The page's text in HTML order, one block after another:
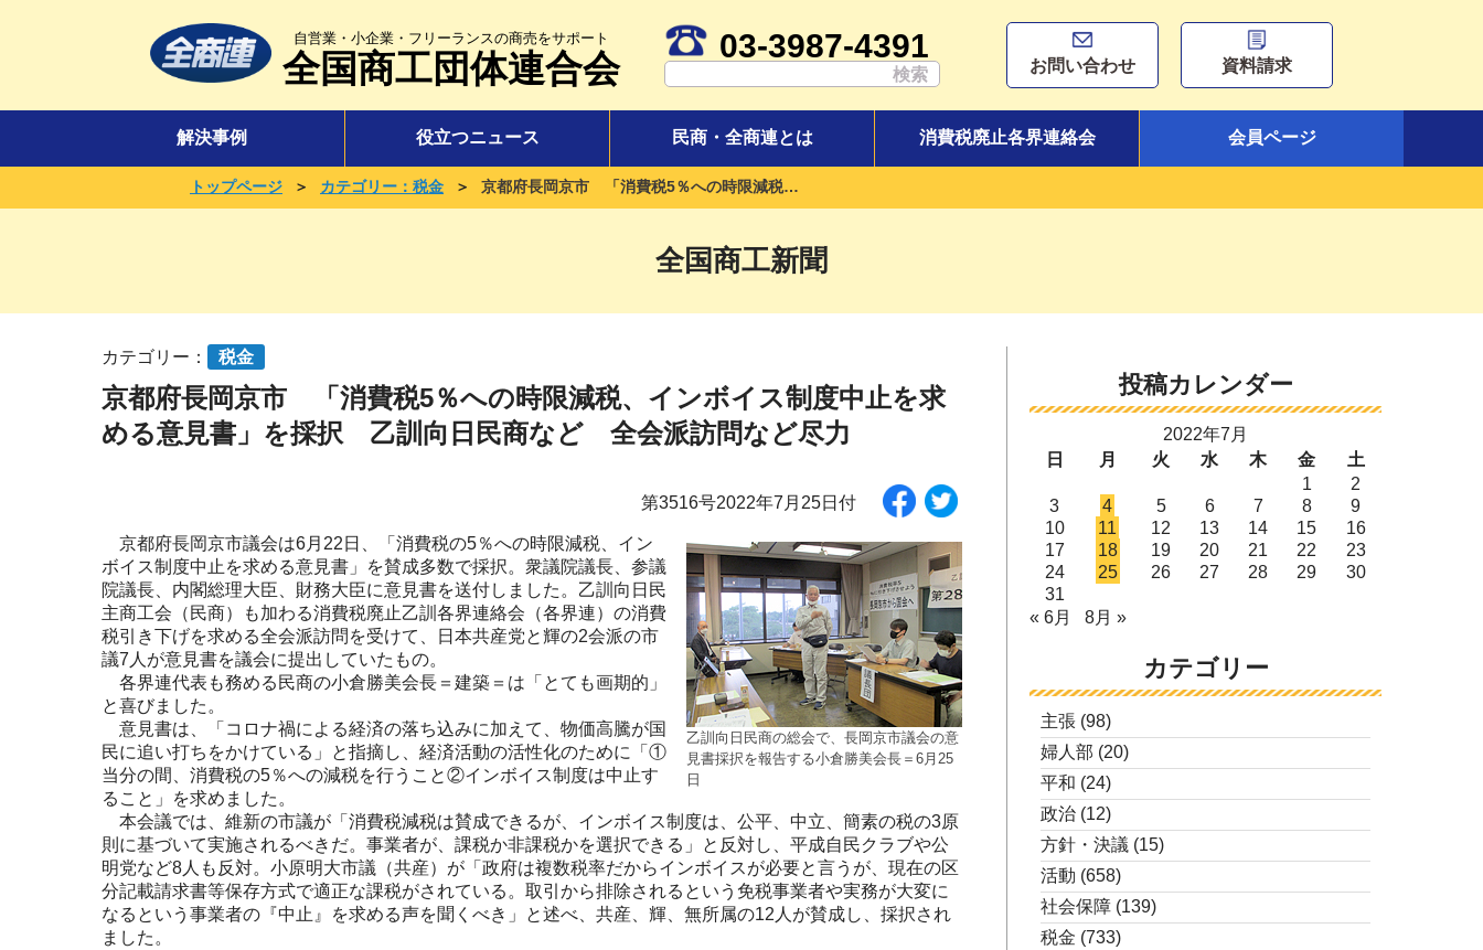
自営業・小企業・フリーランスの商売をサポート
全国商工団体連合会
03-3987-4391
お問い合わせ 資料請求
解決事例 役立つニュース 民商・全商連とは 消費税廃止各界連絡会 会員ページ
トップページ ＞ カテゴリー：税金 ＞ 京都府長岡京市 「消費税5％への時限減税、インボイス制度中止を求める意見書」を採択 乙訓向日民商など 全会派訪問など尽力
全国商工新聞
カテゴリー： 税金
京都府長岡京市 「消費税5％への時限減税、インボイス制度中止を求
める意見書」を採択 乙訓向日民商など 全会派訪問など尽力
第3516号2022年7月25日付
乙訓向日民商の総会で、長岡京市議会の意
見書採択を報告する小倉勝美会長＝6月25
日
京都府長岡京市議会は6月22日、「消費税の5％への時限減税、イン
ボイス制度中止を求める意見書」を賛成多数で採択。衆議院議長、参議
院議長、内閣総理大臣、財務大臣に意見書を送付しました。乙訓向日民
主商工会（民商）も加わる消費税廃止乙訓各界連絡会（各界連）の消費
税引き下げを求める全会派訪問を受けて、日本共産党と輝の2会派の市
議7人が意見書を議会に提出していたもの。
各界連代表も務める民商の小倉勝美会長＝建築＝は「とても画期的」
と喜びました。
意見書は、「コロナ禍による経済の落ち込みに加えて、物価高騰が国
民に追い打ちをかけている」と指摘し、経済活動の活性化のために「①
当分の間、消費税の5％への減税を行うこと②インボイス制度は中止す
ること」を求めました。
本会議では、維新の市議が「消費税減税は賛成できるが、インボイス制度は、公平、中立、簡素の税の3原
則に基づいて実施されるべきだ。事業者が、課税か非課税かを選択できる」と反対し、平成自民クラブや公
明党など8人も反対。小原明大市議（共産）が「政府は複数税率だからインボイスが必要と言うが、現在の区
分記載請求書等保存方式で適正な課税がされている。取引から排除されるという免税事業者や実務が大変に
なるという事業者の『中止』を求める声を聞くべき」と述べ、共産、輝、無所属の12人が賛成し、採択され
ました。
投稿カレンダー
2022年7月
日
月 火 水 木 金
土
1
2
3
4 5 6 7 8
9
10
11 12 13 14 15
16
17
18 19 20 21 22
23
24
25 26 27 28 29
30
31
« 6月
8月 »
カテゴリー
主張 (98)
婦人部 (20)
平和 (24)
政治 (12)
方針・決議 (15)
活動 (658)
社会保障 (139)
税金 (733)